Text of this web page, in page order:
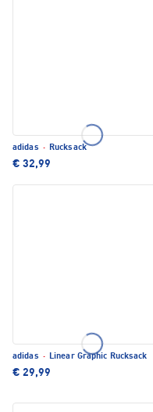
adidas · Rucksack
€ 32,99
adidas · Linear Graphic Rucksack
€ 29,99